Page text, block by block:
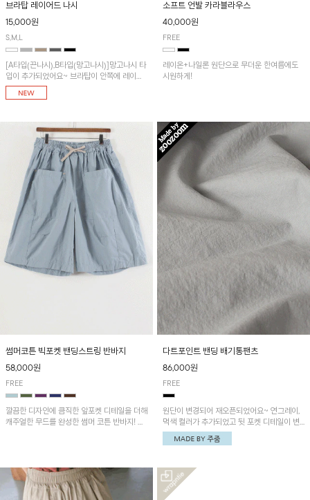
브라탑 레이어드 나시
15,000원
S,M,L
[A타입(끈나시),B타입(망고나시)]망고나시 타
입이 추가되었어요~ 브라탑이 안쪽에 레이어
드 되어 실용적인 나시!
소프트 언발 카라블라우스
40,000원
FREE
레이온+나일론 원단으로 무더운 한여름에도
시원하게!
썸머코튼 빅포켓 밴딩스트링 반바지
58,000원
FREE
깔끔한 디자인에 큼직한 앞포켓 디테일을 더해
캐주얼한 무드를 완성한 썸머 코튼 반바지! 허
다트포인트 밴딩 배기통팬츠
86,000원
FREE
원단이 변경되어 재오픈되었어요~ 연그레이,
먹색 컬러가 추가되었고 뒷 포켓 디테일이 변
경되었습니다~가볍고 시원하게 착용되는 배
기통팬츠! 허리밴딩과 여유로운 통으로 편안해